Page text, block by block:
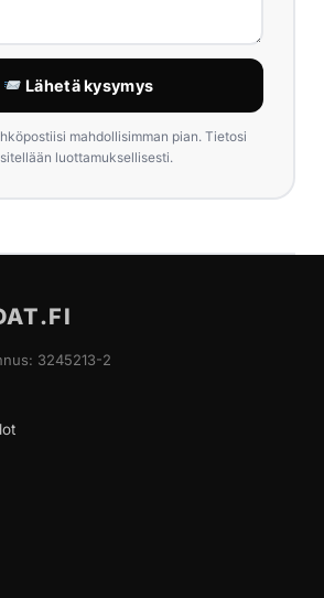
Lähetä kysymys
mahdollisimman pian. Tietosi
luottamuksellisesti.
3245213-2